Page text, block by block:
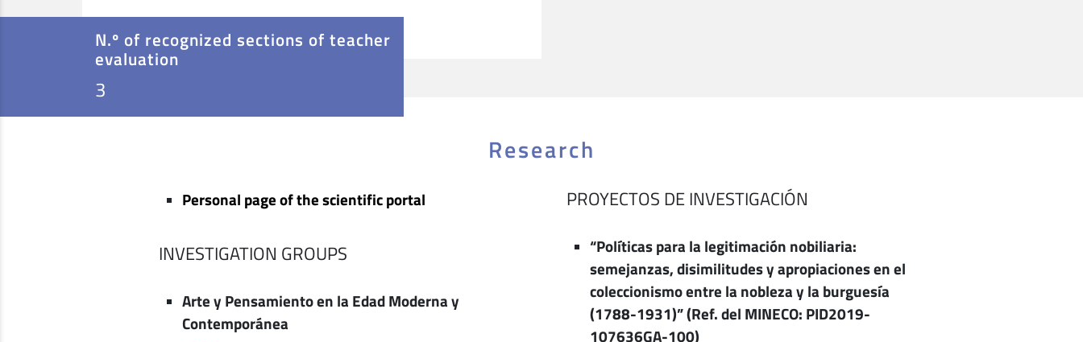
N.º of recognized sections of teacher
evaluation
3
Research
Personal page of the scientific portal
INVESTIGATION GROUPS
Arte y Pensamiento en la Edad Moderna y
Contemporánea
PROYECTOS DE INVESTIGACIÓN
“Políticas para la legitimación nobiliaria:
semejanzas, disimilitudes y apropiaciones en el
coleccionismo entre la nobleza y la burguesía
(1788-1931)” (Ref. del MINECO: PID2019-
107636GA-100)